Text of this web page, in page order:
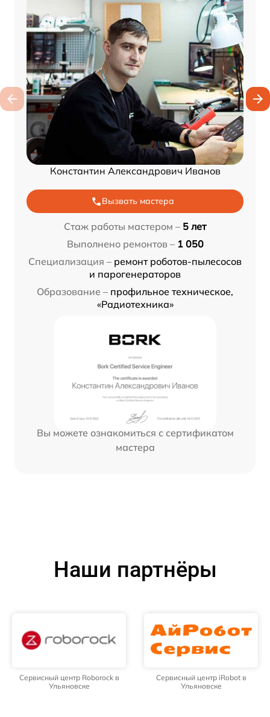
Константин Александрович Иванов
Вызвать мастера
Стаж работы мастером – 5 лет
Выполнено ремонтов – 1 050
Специализация – ремонт роботов-пылесосов
и парогенераторов
Образование – профильное техническое,
«Радиотехника»
Вы можете ознакомиться с сертификатом
мастера
Наши партнёры
Сервисный центр Roborock в
Ульяновске
Сервисный центр iRobot в
Ульяновске